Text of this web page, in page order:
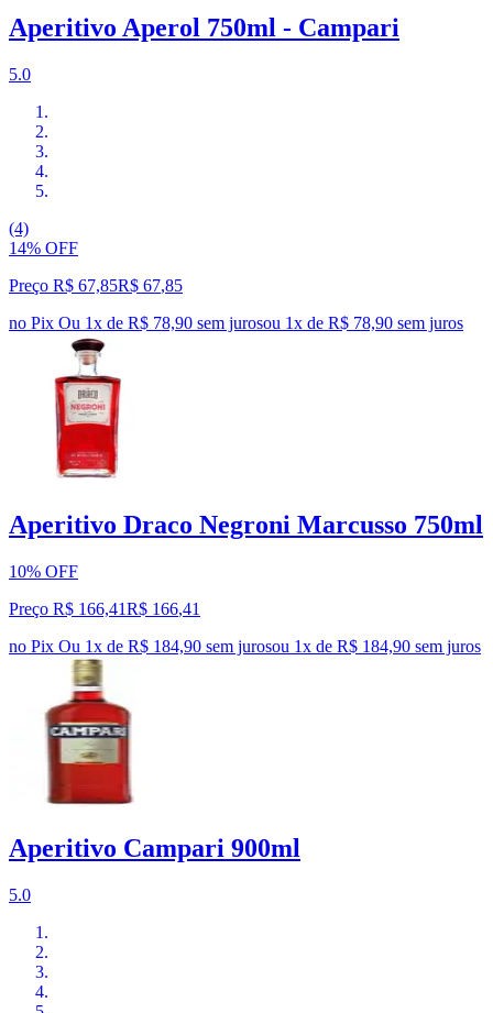
Aperitivo Aperol 750ml - Campari
5.0
(4)
14% OFF
Preço R$ 67,85R$ 67,85
no Pix Ou 1x de R$ 78,90 sem jurosou 1x de R$ 78,90 sem juros
Aperitivo Draco Negroni Marcusso 750ml
10% OFF
Preço R$ 166,41R$ 166,41
no Pix Ou 1x de R$ 184,90 sem jurosou 1x de R$ 184,90 sem juros
Aperitivo Campari 900ml
5.0